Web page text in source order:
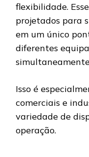
flexibilidade.
projetados para
em um único
diferentes
Isso é
comerciais e
variedade de
operação.